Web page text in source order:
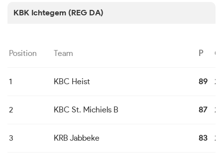
KBK Ichtegem (REG DA)
Position Team P G
1 KBC Heist 89 24
2 KBC St. Michiels B 87 24
3 KRB Jabbeke 83 24